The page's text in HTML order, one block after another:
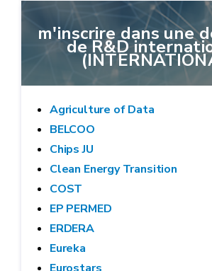
m'inscrire dans une
de R&D
Agriculture of Data
BELCOO
Chips JU
Clean Energy Transition
COST
EP PERMED
ERDERA
Eureka